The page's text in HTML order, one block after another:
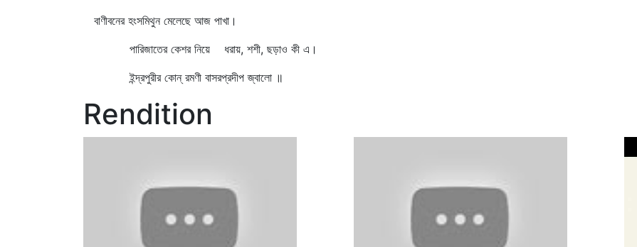
বাণীবনের হংসমিথুন মেলেছে আজ পাখা।
পারিজাতের কেশর নিয়ে ধরায়, শশী, ছড়াও কী এ।
ইন্দ্রপুরীর কোন্‌ রমণী বাসরপ্রদীপ জ্বালো ॥
Rendition